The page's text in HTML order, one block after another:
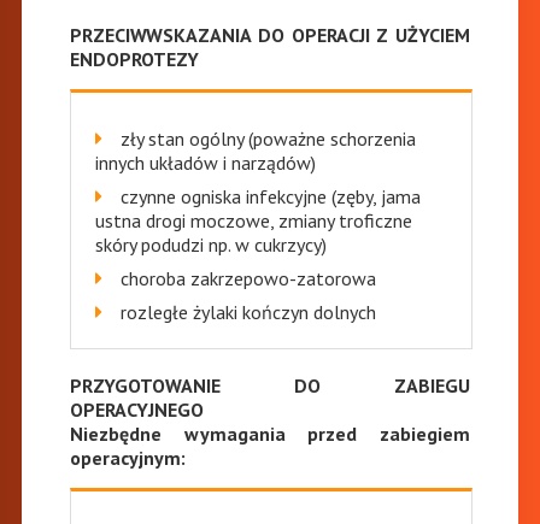
PRZECIWWSKAZANIA DO OPERACJI Z UŻYCIEM
ENDOPROTEZY
zły stan ogólny (poważne schorzenia
innych układów i narządów)
czynne ogniska infekcyjne (zęby, jama
ustna drogi moczowe, zmiany troficzne
skóry podudzi np. w cukrzycy)
choroba zakrzepowo-zatorowa
rozległe żylaki kończyn dolnych
PRZYGOTOWANIE DO ZABIEGU
OPERACYJNEGO
Niezbędne wymagania przed zabiegiem
operacyjnym: